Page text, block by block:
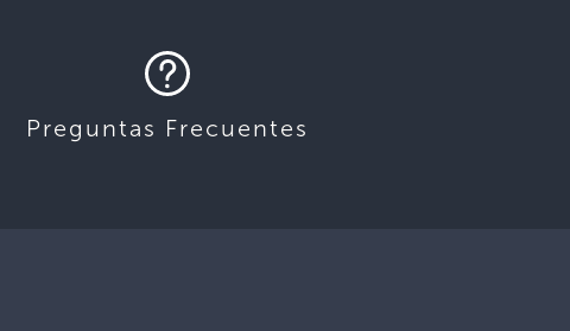
Preguntas Frecuentes